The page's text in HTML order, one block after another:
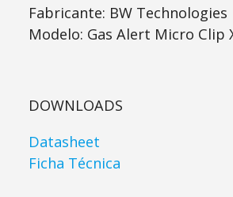
Fabricante: BW Technologies
Modelo: Gas Alert Micro Clip
DOWNLOADS
Datasheet
Ficha Técnica